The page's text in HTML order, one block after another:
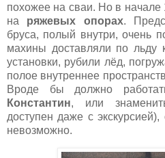
похожее на сваи. Но в начале
на ряжевых опорах.
бруса, полый внутри, очень
махины доставляли по льду
установки, рубили лёд,
полое внутреннее
Вроде бы должно
Константин, или
доступен даже с
невозможно.